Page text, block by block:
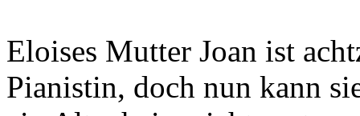
Eloises Mutter Joan ist
Pianistin, doch nun kann